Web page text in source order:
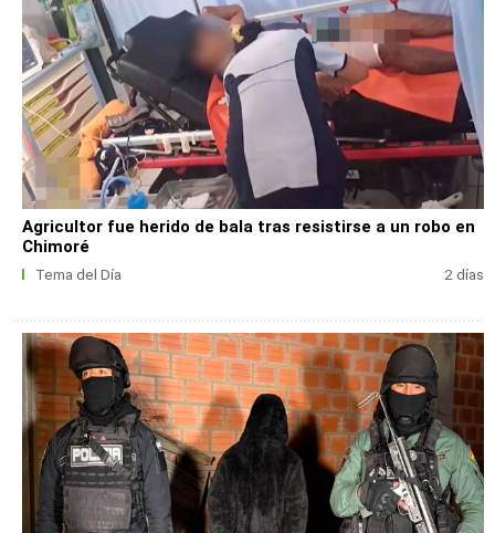
Agricultor fue herido de bala tras resistirse a un robo en
Chimoré
Tema del Día 2 días